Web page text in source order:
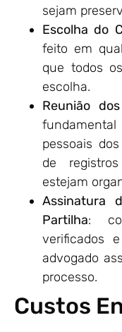
sejam
Escolha do
feito em
que todos
escolha.
Reunião
pessoais
de
estejam
Assinatura
Partilha:
verificados
advogado
processo.
Custos